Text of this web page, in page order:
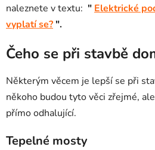
naleznete v textu: " Elektrické
vyplatí se? ".
Čeho se při stavbě
Některým věcem je lepší se při
někoho budou tyto věci zřejmé,
přímo odhalující.
Tepelné mosty